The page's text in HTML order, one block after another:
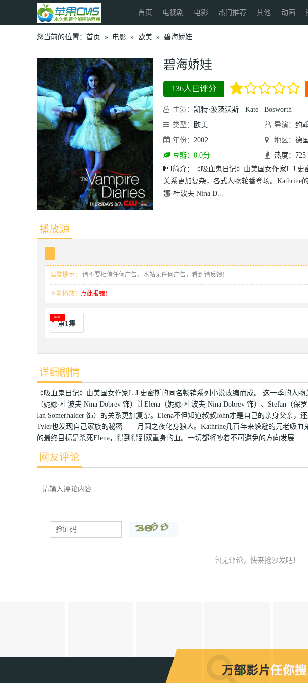
首页 电视剧 电影 热门推荐 其他 动画
您当前的位置： 首页 » 电影 » 欧美 » 碧海娇娃
碧海娇娃
136人已评分
主演： 凯特·波茨沃斯 Kate Bosworth
类型：
欧美 导演： 约
尔
John
年份： 2002 地区： 德
豆瓣：0.0分
热度：
简介：
《吸血鬼日记》由美国女作家L.J.
关系更加复杂，各式人物轮番登场。Kathrine
娜·杜波夫 Nina D...
播放源
温馨提示： 请不要相信任何广告，本站无任何广告，看到请反馈！
不能播放？ 点此报错！
第1集
详细剧情
《吸血鬼日记》由美国女作家L.J.史密斯的同名畅销系列小说改编而成。 这一季的人
（妮娜·杜波夫 Nina Dobrev 饰）让Elena（妮娜·杜波夫 Nina Dobrev 饰）、Stefan（保
Ian Somerhalder 饰）的关系更加复杂。Elena不但知道叔叔John才是自己的亲身父亲，
Tyler也发现自己家族的秘密——月圆之夜化身狼人。Kathrine几百年来躲避的元老吸血
的最终目标是杀死Elena，得到得到双重身的血。一切都将吵着不可避免的方向发展......
网友评论
暂无评论，快来抢沙发吧！